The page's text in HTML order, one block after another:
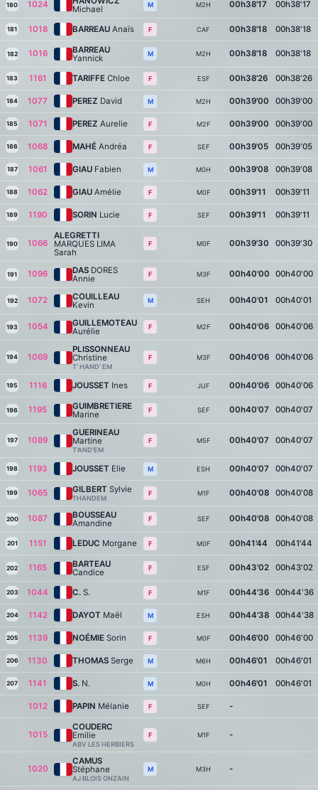
180 1024
Michael
M M2H 00h38'17 00h38'17
181 1018 BARREAU Anaïs F CAF 00h38'18 00h38'18
182 1016
BARREAU
Yannick
M M2H 00h38'18 00h38'18
183 1161 TARIFFE Chloe F ESF 00h38'26 00h38'26
184 1077 PEREZ David M M2H 00h39'00 00h39'00
185 1071 PEREZ Aurelie F M2F 00h39'00 00h39'00
186 1068 MAHÉ Andréa F SEF 00h39'05 00h39'05
187 1061 GIAU Fabien M M0H 00h39'08 00h39'08
188 1062 GIAU Amélie F M0F 00h39'11 00h39'11
189 1190 SORIN Lucie F SEF 00h39'11 00h39'11
190 1066
ALEGRETTI
MARQUES LIMA
Sarah
F M0F 00h39'30 00h39'30
191 1096 DAS DORES
Annie
F M3F 00h40'00 00h40'00
192 1072
COUILLEAU
Kevin
M SEH 00h40'01 00h40'01
193 1054
GUILLEMOTEAU
Aurélie
F M2F 00h40'06 00h40'06
194 1069
PLISSONNEAU
Christine
T' HAND' EM
F M3F 00h40'06 00h40'06
195 1116 JOUSSET Ines F JUF 00h40'06 00h40'06
196 1195
GUIMBRETIERE
Marine
F SEF 00h40'07 00h40'07
197 1089
GUERINEAU
Martine
T'AND'EM
F M5F 00h40'07 00h40'07
198 1193 JOUSSET Elie M ESH 00h40'07 00h40'07
199 1065 GILBERT Sylvie
THANDEM
F M1F 00h40'08 00h40'08
200 1087
BOUSSEAU
Amandine
F SEF 00h40'08 00h40'08
201 1151 LEDUC Morgane F M0F 00h41'44 00h41'44
202 1165
BARTEAU
Candice
F ESF 00h43'02 00h43'02
203 1044 C. S. F M1F 00h44'36 00h44'36
204 1142 DAYOT Maël M ESH 00h44'38 00h44'38
205 1139 NOÉMIE Sorin F M0F 00h46'00 00h46'00
206 1130 THOMAS Serge M M6H 00h46'01 00h46'01
207 1141 S. N. M M0H 00h46'01 00h46'01
1012 PAPIN Mélanie F SEF -
1015
COUDERC
Emilie
ABV LES HERBIERS
F M1F -
1020
CAMUS
Stéphane
AJ BLOIS ONZAIN
M M3H -